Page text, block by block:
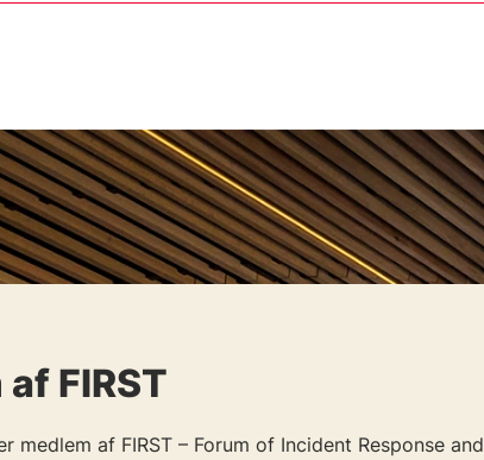
FIRST
medlem af FIRST – Forum of Incident Response and